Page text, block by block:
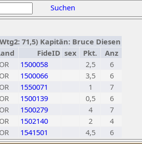
Suchen
71,5) Kapitän: Bruce Diesen
FideID sex Pkt.
Anz
1500058 2,5
6
1500066 3,5
6
1550071 1
7
1500139 0,5
6
1500279 4
7
1502140 2
4
1541501 4,5 6